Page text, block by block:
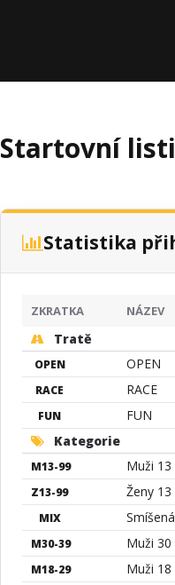
Startovní
Statistika
ZKRATKA NÁZEV
Tratě
OPEN OPEN
RACE RACE
FUN FUN
Kategorie
M13-99 Muži
Z13-99 Ženy
MIX
M30-39 Muži
M18-29 Muži